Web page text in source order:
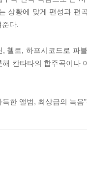
상황에 맞게 편성과 편
준다.
, 첼로, 하프시코드로 파
칸타타의 합주곡이나
한 앨범, 최상급의 녹음